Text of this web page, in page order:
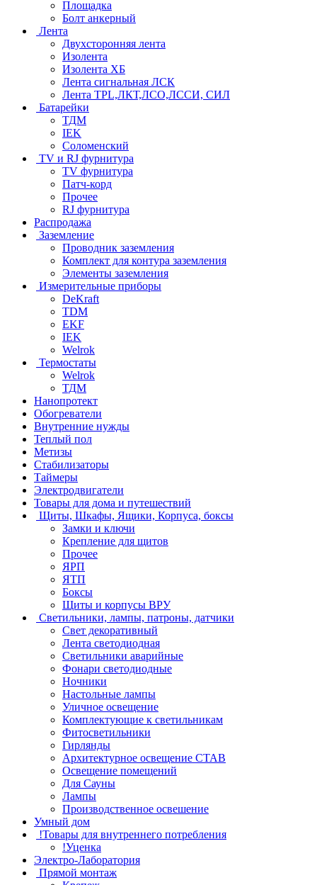
Площадка
Болт анкерный
Лента
Двухсторонняя лента
Изолента
Изолента ХБ
Лента сигнальная ЛСК
Лента TPL,ЛКТ,ЛСО,ЛССИ, СИЛ
Батарейки
ТДМ
IEK
Соломенский
TV и RJ фурнитура
TV фурнитура
Патч-корд
Прочее
RJ фурнитура
Распродажа
Заземление
Проводник заземления
Комплект для контура заземления
Элементы заземления
Измерительные приборы
DeKraft
TDM
EKF
IEK
Welrok
Термостаты
Welrok
ТДМ
Нанопротект
Обогреватели
Внутренние нужды
Теплый пол
Метизы
Стабилизаторы
Таймеры
Электродвигатели
Товары для дома и путешествий
Щиты, Шкафы, Ящики, Корпуса, боксы
Замки и ключи
Крепление для щитов
Прочее
ЯРП
ЯТП
Боксы
Щиты и корпусы ВРУ
Светильники, лампы, патроны, датчики
Свет декоративный
Лента светодиодная
Светильники аварийные
Фонари светодиодные
Ночники
Настольные лампы
Уличное освещение
Комплектующие к светильникам
Фитосветильники
Гирлянды
Архитектурное освещение СТАВ
Освещение помещений
Для Сауны
Лампы
Производственное освешение
Умный дом
!Товары для внутреннего потребления
!Уценка
Электро-Лаборатория
Прямой монтаж